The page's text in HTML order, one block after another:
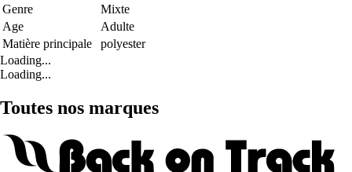
Genre
Mixte
Age
Adulte
Matière principale
polyester
Loading...
Loading...
Toutes nos marques